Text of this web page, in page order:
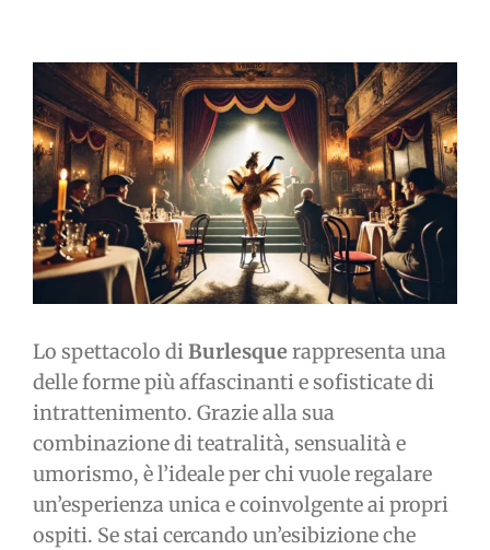
Ingrandisci
immagine
Lo spettacolo diBurlesque rappresenta una
delle forme più affascinanti e sofisticate di
intrattenimento. Grazie alla sua
combinazione di teatralità, sensualità e
umorismo, è l’ideale per chi vuole regalare
un’esperienza unica e coinvolgente ai propri
ospiti. Se stai cercando un’esibizione che